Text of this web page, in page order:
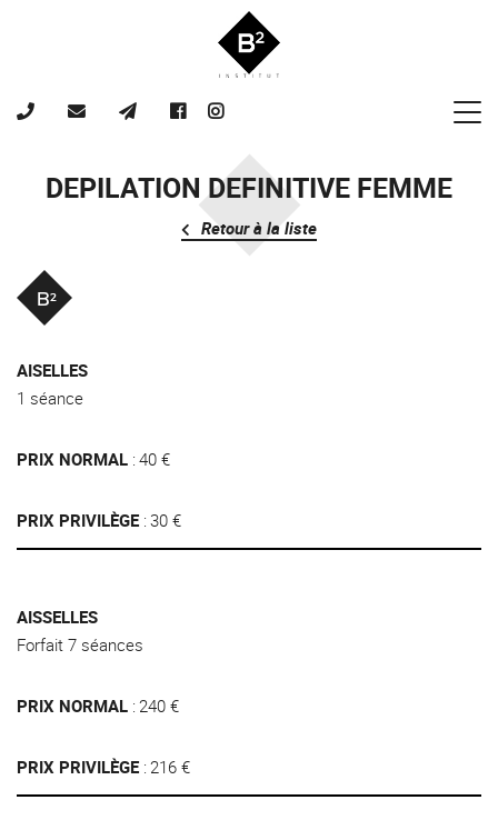
DEPILATION DEFINITIVE FEMME
Retour à la liste
AISELLES
1 séance
PRIX NORMAL 40 €
PRIX PRIVILÈGE 30 €
AISSELLES
Forfait 7 séances
PRIX NORMAL 240 €
PRIX PRIVILÈGE 216 €